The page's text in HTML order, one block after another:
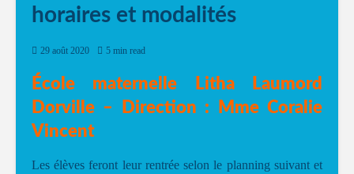
horaires et modalités
29 août 2020 5 min read
École maternelle Litha Laumord
Dorville – Direction : Mme Coralie
Vincent
Les élèves feront leur rentrée selon le planning suivant et